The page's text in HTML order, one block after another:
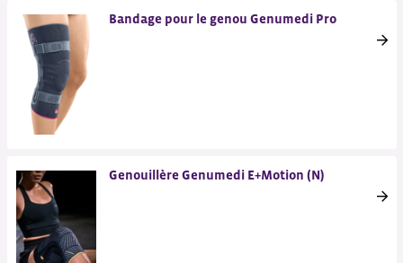
Bandage pour le genou Genumedi Pro
Genouillère Genumedi E+Motion (N)